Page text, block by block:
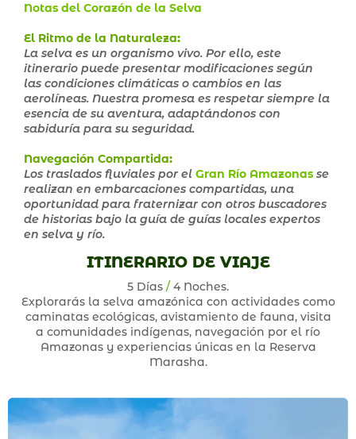
Notas del Corazón de la Selva
El Ritmo de la Naturaleza:
La selva es un organismo vivo. Por ello, este
itinerario puede presentar modificaciones según
las condiciones climáticas o cambios en las
aerolíneas. Nuestra promesa es respetar siempre la
esencia de su aventura, adaptándonos con
sabiduría para su seguridad.
Navegación Compartida:
Los traslados fluviales por el Gran Río Amazonas se
realizan en embarcaciones compartidas, una
oportunidad para fraternizar con otros buscadores
de historias bajo la guía de guías locales expertos
en selva y río.
ITINERARIO DE VIAJE
5 Días / 4 Noches.
Explorarás la selva amazónica con actividades como
caminatas ecológicas, avistamiento de fauna, visita
a comunidades indígenas, navegación por el río
Amazonas y experiencias únicas en la Reserva
Marasha.